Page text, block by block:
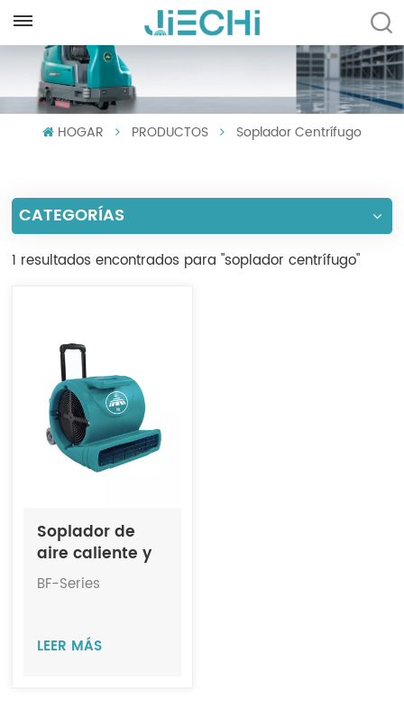
English
Français
Español
Português
Tiếng Việt
Indonesia
HOGAR PRODUCTOS Soplador Centrífugo
CATEGORÍAS
1 resultados encontrados para "soplador centrífugo"
Soplador de
aire caliente y
frío de alta
BF-Series
LEER MÁS